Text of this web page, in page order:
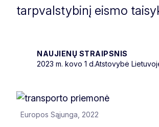
tarpvalstybinį eismo
NAUJIENŲ STRAIPSNIS
2023 m. kovo 1 d.Atstovybė
Europos Sąjunga, 2022